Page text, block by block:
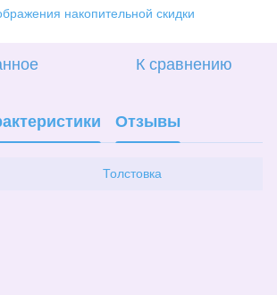
накопительной скидки
К сравнению
Отзывы
Толстовка